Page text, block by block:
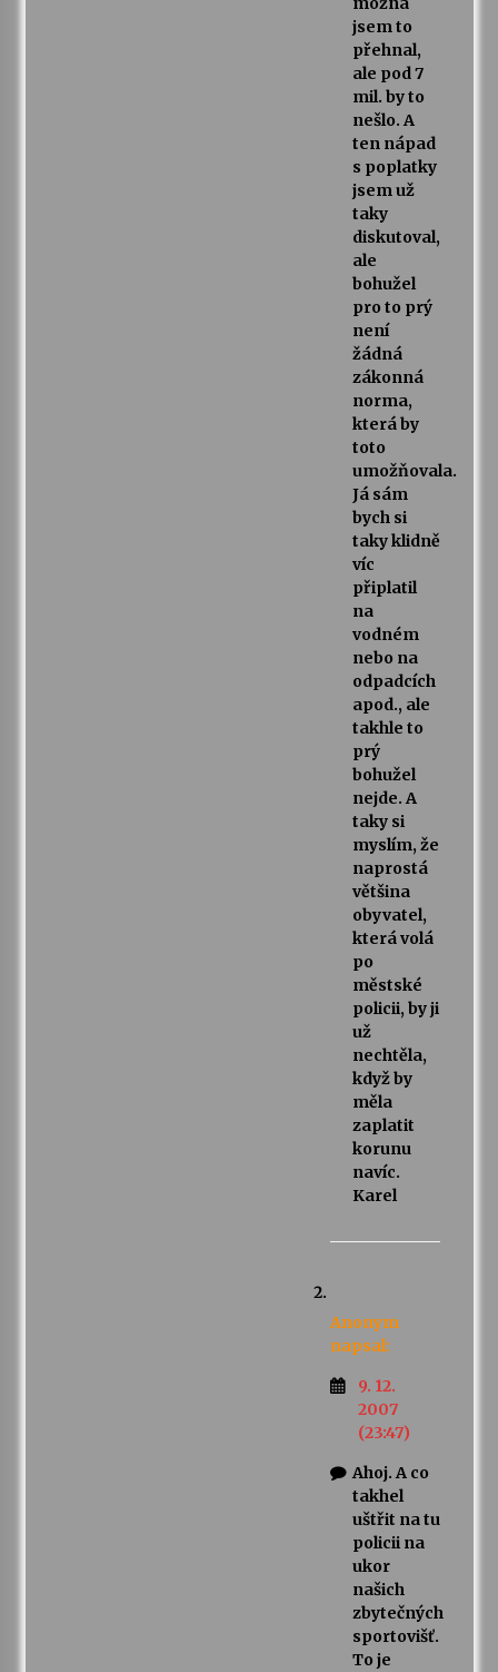
jsem to
přehnal,
ale pod 7
mil. by to
nešlo. A
ten nápad
s poplatky
jsem už
taky
diskutoval,
ale
bohužel
pro to prý
není
žádná
zákonná
norma,
která by
toto
umožňovala.
Já sám
bych si
taky klidně
víc
připlatil
na
vodném
nebo na
odpadcích
apod., ale
takhle to
prý
bohužel
nejde. A
taky si
myslím, že
naprostá
většina
obyvatel,
která volá
po
městské
policii, by ji
už
nechtěla,
když by
měla
zaplatit
korunu
navíc.
Karel
Anonym
napsal:
9. 12.
2007
(23:47)
Ahoj. A co
takhel
uštřit na tu
policii na
ukor
našich
zbytečných
sportovišť.
To je